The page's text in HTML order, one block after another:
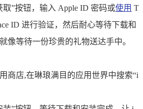
取”按钮，输入 Apple ID 密码或使用 T
ID 进行验证，然后耐心等待下载和
像等待一份珍贵的礼物送达手中。
商店,在琳琅满目的应用世界中搜索“i